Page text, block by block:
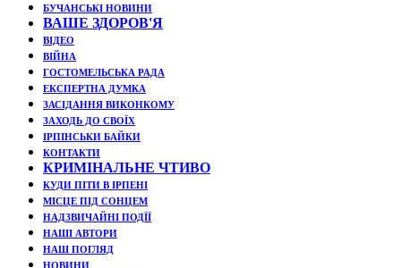
БУЧАНСЬКІ НОВИНИ
ВАШЕ ЗДОРОВ'Я
ВІДЕО
ВІЙНА
ГОСТОМЕЛЬСЬКА РАДА
ЕКСПЕРТНА ДУМКА
ЗАСІДАННЯ ВИКОНКОМУ
ЗАХОДЬ ДО СВОЇХ
ІРПІНСЬКИ БАЙКИ
КОНТАКТИ
КРИМІНАЛЬНЕ ЧТИВО
КУДИ ПІТИ В ІРПЕНІ
МІСЦЕ ПІД СОНЦЕМ
НАДЗВИЧАЙНІ ПОДЇЇ
НАШІ АВТОРИ
НАШ ПОГЛЯД
НОВИНИ